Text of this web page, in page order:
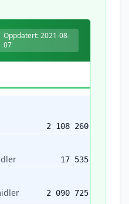
Oppdatert: 2021-08-
07
2 108 260
17 535
2 090 725